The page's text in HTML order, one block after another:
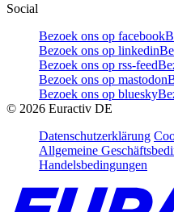
Social
Bezoek ons op facebook
Bezoek ons op linkedin
Bezoek ons op rss-feed
Bezoek ons op mastodon
Bezoek ons op bluesky
© 2026 Euractiv DE
Datenschutzerklärung
Allgemeine
Handelsbedingungen